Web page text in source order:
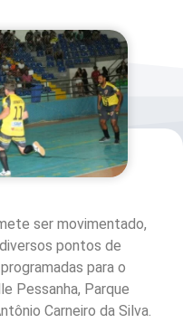
ser movimentado,
pontos de
para o
Pessanha, Parque
Carneiro da Silva.